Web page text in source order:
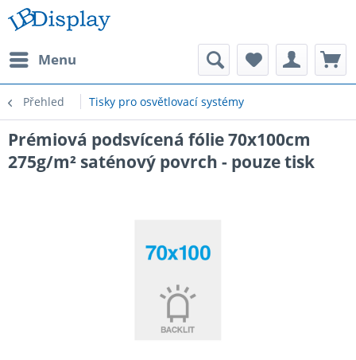
Menu
Přehled Tisky pro osvětlovací systémy
Prémiová podsvícená fólie 70x100cm
275g/m² saténový povrch - pouze tisk